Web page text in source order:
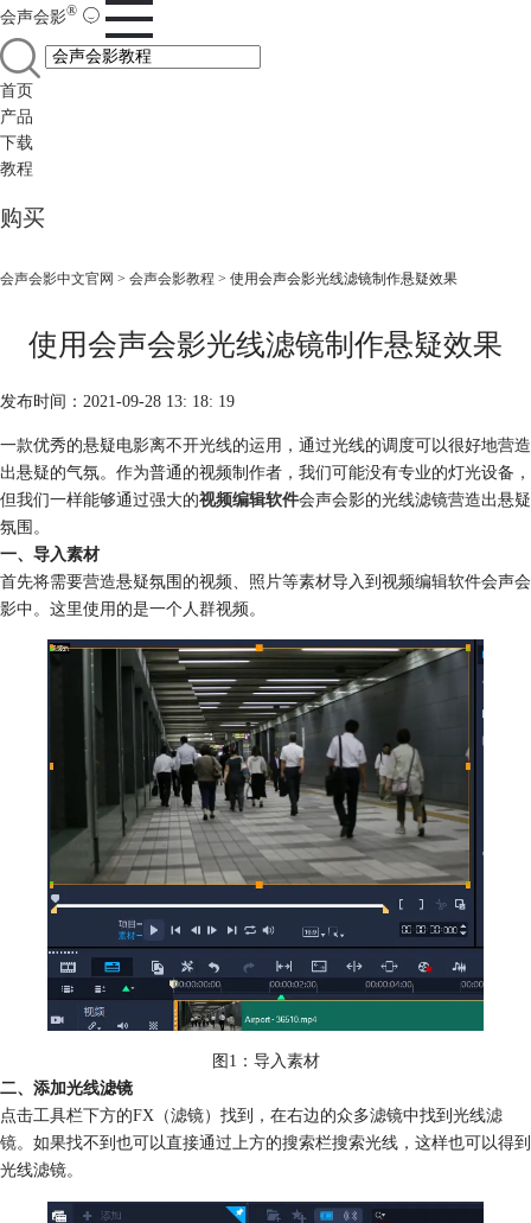
会声会影®
首页
产品
下载
教程
购买
会声会影中文官网 > 会声会影教程 > 使用会声会影光线滤镜制作悬疑效果
使用会声会影光线滤镜制作悬疑效果
发布时间：2021-09-28 13: 18: 19
一款优秀的悬疑电影离不开光线的运用，通过光线的调度可以很好地营造
出悬疑的气氛。作为普通的视频制作者，我们可能没有专业的灯光设备，
但我们一样能够通过强大的视频编辑软件会声会影的光线滤镜营造出悬疑
氛围。
一、导入素材
首先将需要营造悬疑氛围的视频、照片等素材导入到视频编辑软件会声会
影中。这里使用的是一个人群视频。
图1：导入素材
二、添加光线滤镜
点击工具栏下方的FX（滤镜）找到，在右边的众多滤镜中找到光线滤
镜。如果找不到也可以直接通过上方的搜索栏搜索光线，这样也可以得到
光线滤镜。